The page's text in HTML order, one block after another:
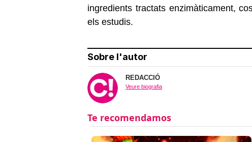
ingredients tractats enzimàticament,
els estudis.
Sobre l'autor
REDACCIÓ
Veure biografia